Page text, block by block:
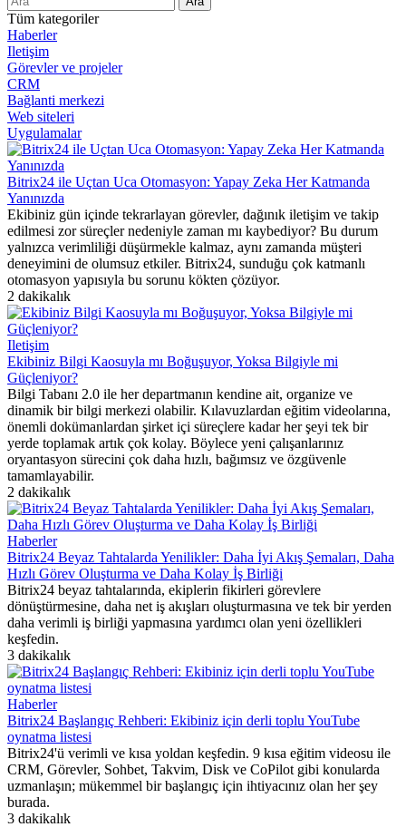
Tüm kategoriler
Haberler
Iletişim
Görevler ve projeler
CRM
Bağlanti merkezi
Web siteleri
Uygulamalar
Bitrix24 ile Uçtan Uca Otomasyon: Yapay Zeka Her Katmanda
Yanınızda
Ekibiniz gün içinde tekrarlayan görevler, dağınık iletişim ve takip
edilmesi zor süreçler nedeniyle zaman mı kaybediyor? Bu durum
yalnızca verimliliği düşürmekle kalmaz, aynı zamanda müşteri
deneyimini de olumsuz etkiler. Bitrix24, sunduğu çok katmanlı
otomasyon yapısıyla bu sorunu kökten çözüyor.
2 dakikalık
Iletişim
Ekibiniz Bilgi Kaosuyla mı Boğuşuyor, Yoksa Bilgiyle mi
Güçleniyor?
Bilgi Tabanı 2.0 ile her departmanın kendine ait, organize ve
dinamik bir bilgi merkezi olabilir. Kılavuzlardan eğitim videolarına,
önemli dokümanlardan şirket içi süreçlere kadar her şeyi tek bir
yerde toplamak artık çok kolay. Böylece yeni çalışanlarınız
oryantasyon sürecini çok daha hızlı, bağımsız ve özgüvenle
tamamlayabilir.
2 dakikalık
Haberler
Bitrix24 Beyaz Tahtalarda Yenilikler: Daha İyi Akış Şemaları, Daha
Hızlı Görev Oluşturma ve Daha Kolay İş Birliği
Bitrix24 beyaz tahtalarında, ekiplerin fikirleri görevlere
dönüştürmesine, daha net iş akışları oluşturmasına ve tek bir yerden
daha verimli iş birliği yapmasına yardımcı olan yeni özellikleri
keşfedin.
3 dakikalık
Haberler
Bitrix24 Başlangıç ​​Rehberi: Ekibiniz için derli toplu YouTube
oynatma listesi
Bitrix24'ü verimli ve kısa yoldan keşfedin. 9 kısa eğitim videosu ile
CRM, Görevler, Sohbet, Takvim, Disk ve CoPilot gibi konularda
uzmanlaşın; mükemmel bir başlangıç için ihtiyacınız olan her şey
burada.
3 dakikalık